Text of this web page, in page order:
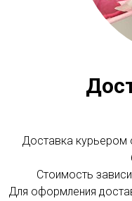
Доставка курьером
Стоимость
Для оформления